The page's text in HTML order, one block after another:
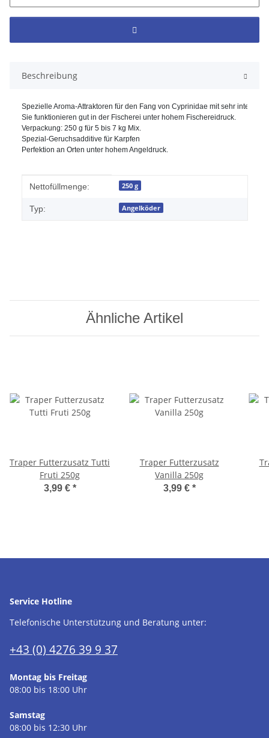
Beschreibung
Spezielle Aroma-Attraktoren für den Fang von Cyprinidae mit sehr
Sie funktionieren gut in der Fischerei unter hohem Fischereidruck.
Verpackung: 250 g für 5 bis 7 kg Mix.
Spezial-Geruchsadditive für Karpfen
Perfektion an Orten unter hohem Angeldruck.
Produkteigenschaft
Wert
Nettofüllmenge: 250 g
Typ: Angelköder
Ähnliche Artikel
Traper Futterzusatz Tutti
Fruti 250g
3,99 € *
Traper Futterzusatz
Vanilla 250g
3,99 € *
Service Hotline
Telefonische Unterstützung und Beratung unter:
+43 (0) 4276 39 9 37
Montag bis Freitag
08:00 bis 18:00 Uhr
Samstag
08:00 bis 12:30 Uhr